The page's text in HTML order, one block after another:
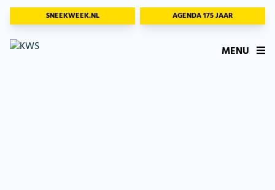
SNEEKWEEK.NL AGENDA 175 JAAR
MENU